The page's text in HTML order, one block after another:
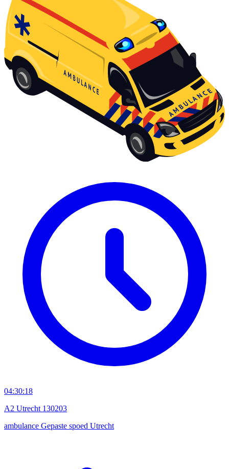
04:30:18
A2 Utrecht 130203
ambulance Gepaste spoed Utrecht